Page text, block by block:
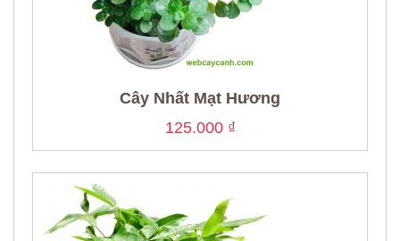
Cây Nhất Mạt Hương
125.000 ₫